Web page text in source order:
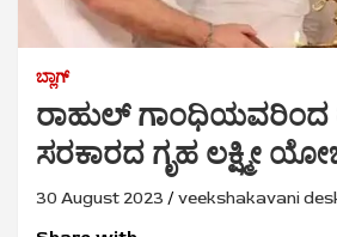
ಬ್ಲಾಗ್
ರಾಹುಲ್ ಗಾಂಧಿಯವರಿಂದ
ಸರಕಾರದ ಗೃಹ ಲಕ್ಷ್ಮೀ
30 August 2023 veekshakavani